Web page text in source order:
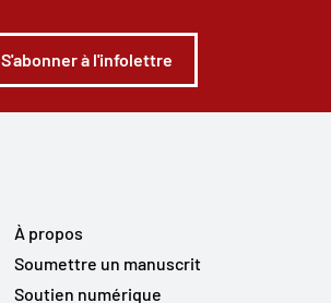
S'abonner à l'infolettre
À propos
Soumettre un manuscrit
Soutien numérique